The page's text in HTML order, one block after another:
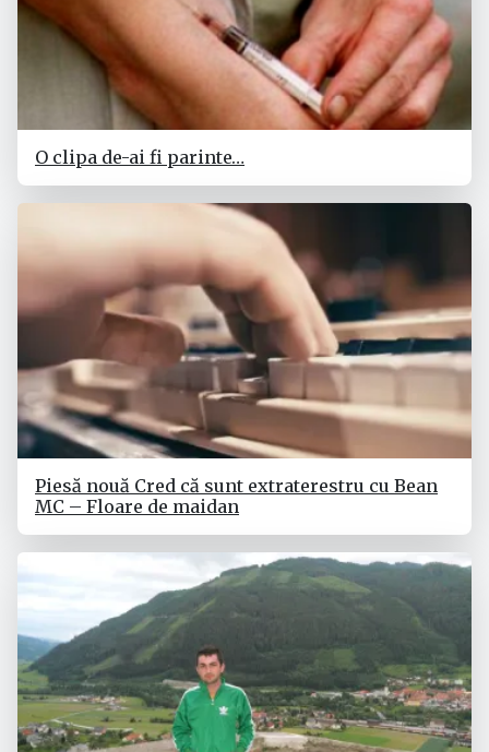
O clipa de-ai fi parinte…
Piesă nouă Cred că sunt extraterestru cu Bean
MC – Floare de maidan